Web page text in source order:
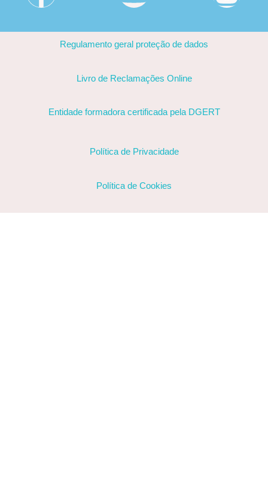
Regulamento geral proteção de dados
Livro de Reclamações Online
Entidade formadora certificada pela DGERT
Política de Privacidade
Política de Cookies